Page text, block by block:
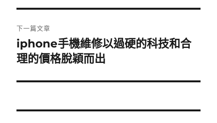
覽
文
章:
下一篇文章
下
一
文
iphone手機維修以過硬的科技和合
理的價格脫穎而出